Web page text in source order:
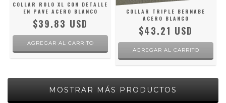
COLLAR ROLO XL CON DETALLE
EN PAVE ACERO BLANCO
$39.83 USD
COLLAR TRIPLE BERNABE
ACERO BLANCO
$43.21 USD
MOSTRAR MÁS PRODUCTOS